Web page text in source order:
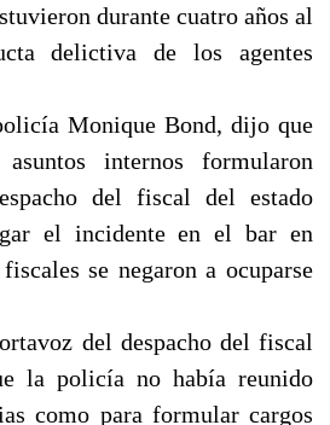
durante cuatro años al
delictiva de los agentes
Monique Bond, dijo que
internos formularon
del fiscal del estado
el incidente en el bar en
se negaron a ocuparse
del despacho del fiscal
la policía no había reunido
como para formular cargos